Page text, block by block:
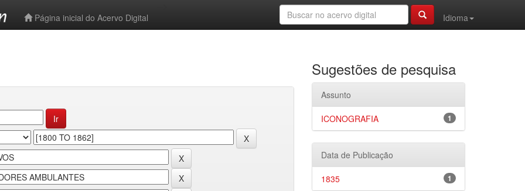
Página inicial do Acervo Digital
Idioma
Sugestões de pesquisa
Assunto
1
ICONOGRAFIA
Data de Publicação
1
1835